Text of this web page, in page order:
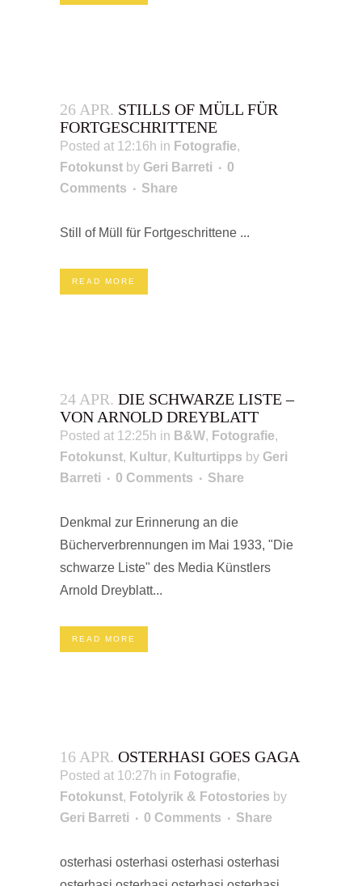
26 APR. STILLS OF MÜLL FÜR
FORTGESCHRITTENE
Posted at 12:16h in Fotografie,
Fotokunst by Geri Barreti
0
Comments
Share
Still of Müll für Fortgeschrittene ...
READ MORE
24 APR. DIE SCHWARZE LISTE –
VON ARNOLD DREYBLATT
Posted at 12:25h in B&W, Fotografie,
Fotokunst, Kultur, Kulturtipps by Geri
Barreti
0 Comments Share
Denkmal zur Erinnerung an die
Bücherverbrennungen im Mai 1933, "Die
schwarze Liste" des Media Künstlers
Arnold Dreyblatt...
READ MORE
16 APR. OSTERHASI GOES GAGA
Posted at 10:27h in Fotografie,
Fotokunst, Fotolyrik & Fotostories by
Geri Barreti
0 Comments Share
osterhasi osterhasi osterhasi osterhasi